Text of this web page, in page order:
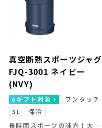
真空断熱スポーツジャグ
FJQ-3001 ネイビー
(NVY)
eギフト対象
ワンタッチ
3L
保冷
長時間スポーツの味方！大容量＆冷たさキープ